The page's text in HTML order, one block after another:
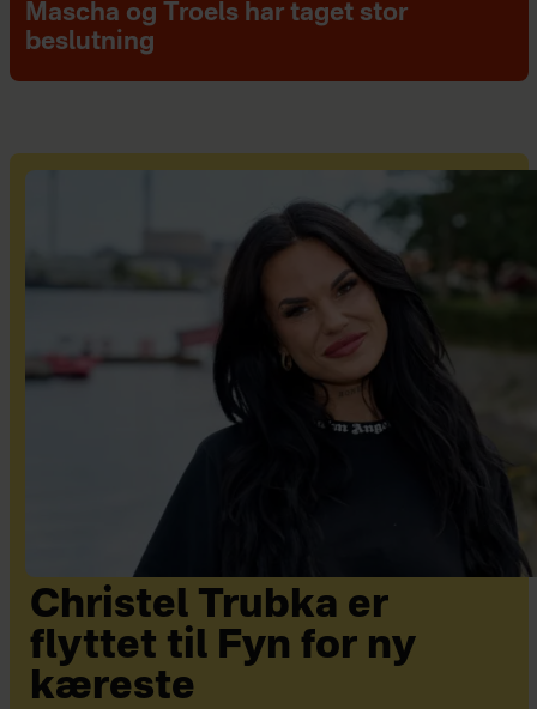
Mascha og Troels har taget stor
beslutning
Christel Trubka er
flyttet til Fyn for ny
kæreste